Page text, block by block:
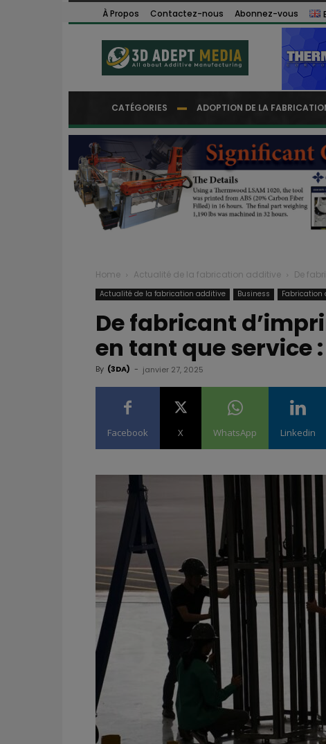
À Propos Contactez-nous Abonnez-vous
CATÉGORIES ADOPTION DE LA
Home Actualité de la fabrication additive De
Actualité de la fabrication additive Business
De fabricant
en tant que service
By (3DA) - janvier 27, 2025
Facebook X WhatsApp Linkedin